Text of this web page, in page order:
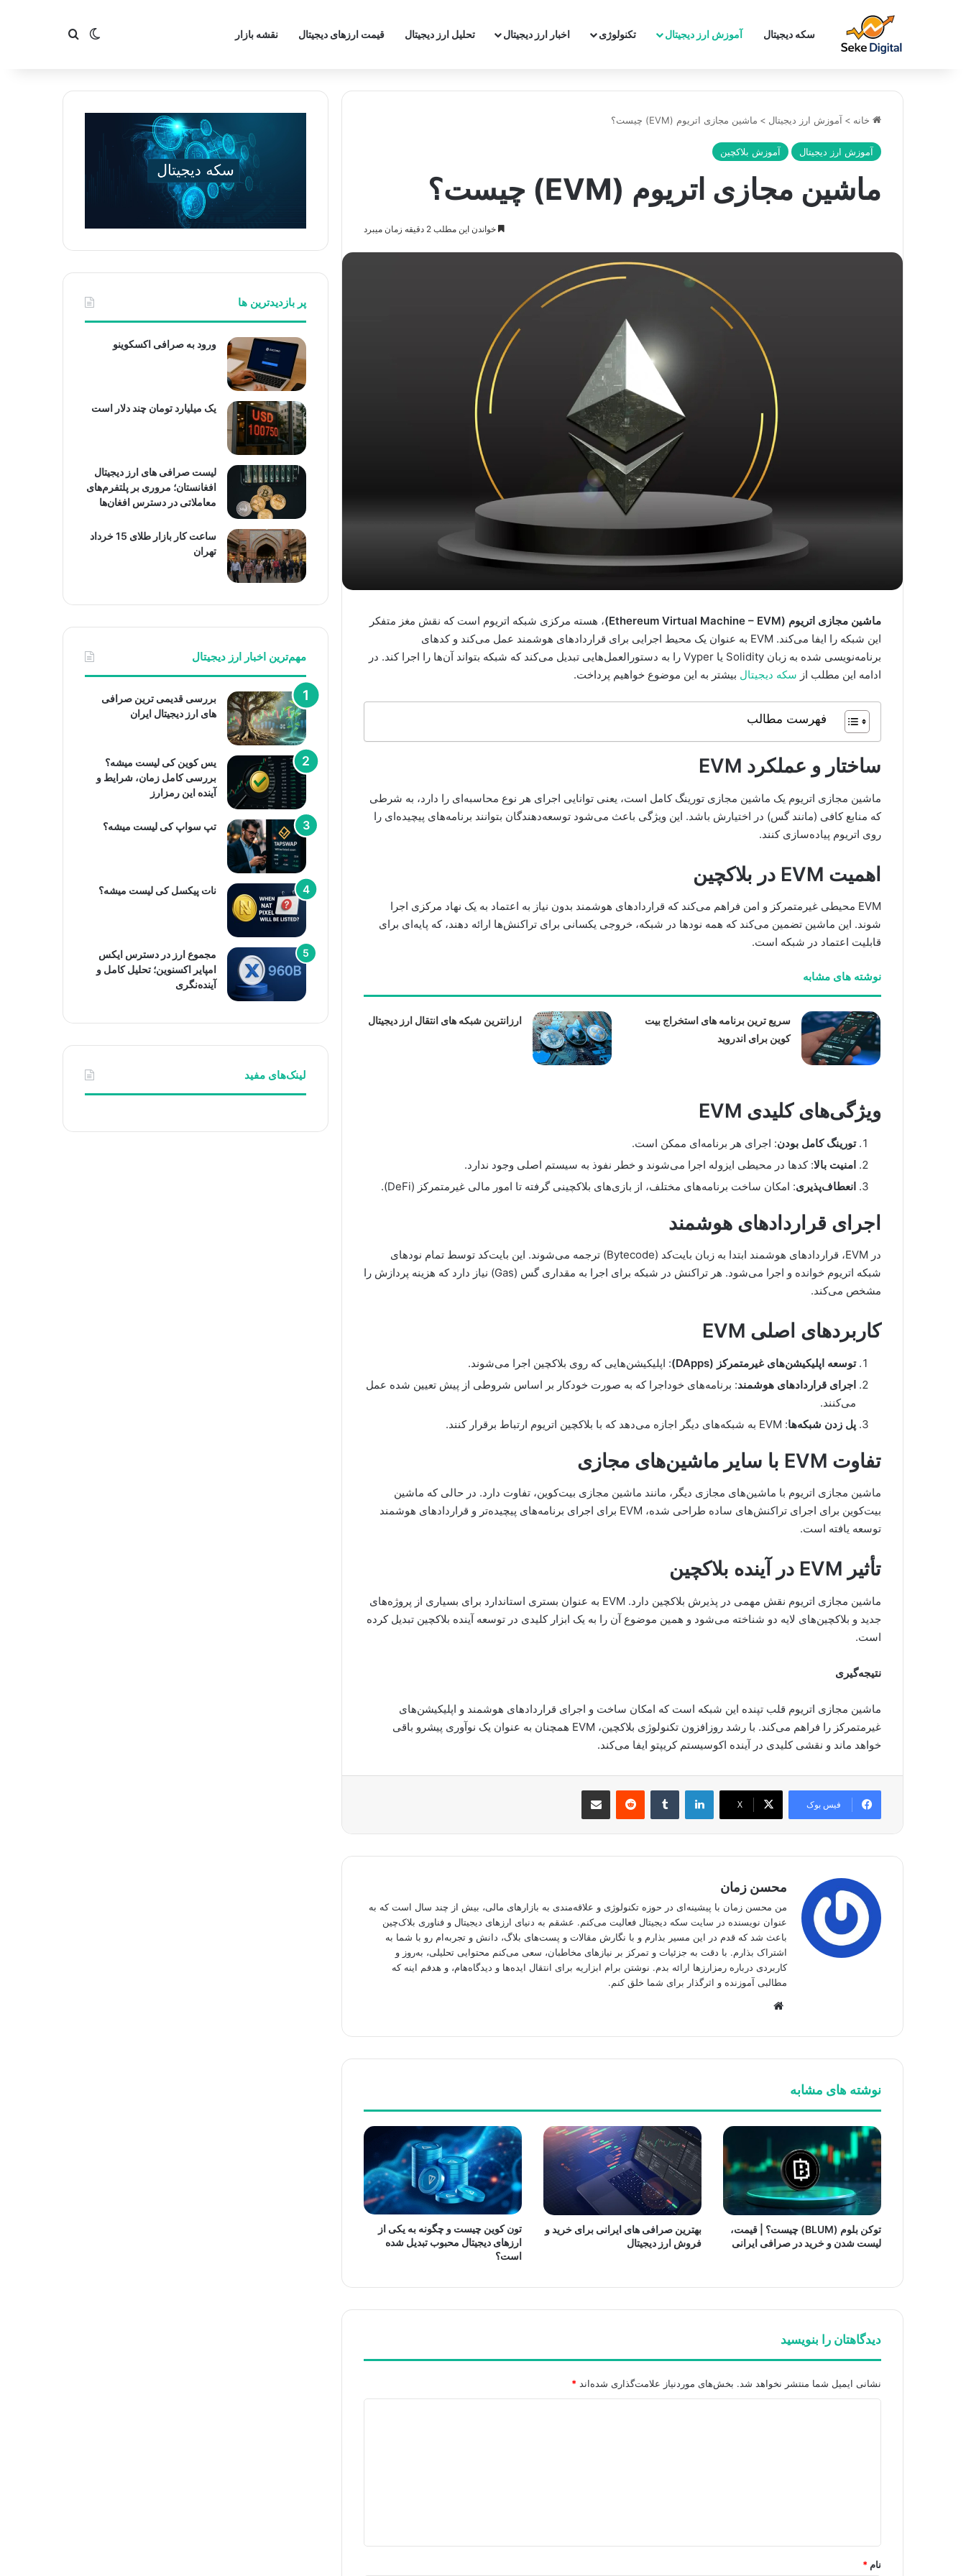
سکه دیجیتال آموزش ارز دیجیتال ‌تکنولوژی اخبار ارز دیجیتال تحلیل ارز دیجیتال قیمت ارزهای دیجیتال نقشه بازار تغییر پوسته
جستجو برای
خانه > آموزش ارز دیجیتال > ماشین مجازی اتریوم (EVM) چیست؟
آموزش ارز دیجیتال آموزش بلاکچین
ماشین مجازی اتریوم (EVM) چیست؟
خواندن این مطلب 2 دقیقه زمان میبرد
ماشین مجازی اتریوم (Ethereum Virtual Machine – EVM)
، هسته مرکزی شبکه اتریوم است که نقش مغز متفکر
این شبکه را ایفا می‌کند. EVM به عنوان یک محیط اجرایی برای قراردادهای هوشمند عمل می‌کند و کدهای
برنامه‌نویسی شده به زبان Solidity یا Vyper را به دستورالعمل‌هایی تبدیل می‌کند که شبکه بتواند آن‌ها را اجرا کند. در
ادامه این مطلب از سکه دیجیتال بیشتر به این موضوع خواهیم پرداخت.
فهرست مطالب
ساختار و عملکرد EVM
ماشین مجازی اتریوم یک ماشین مجازی تورینگ کامل است، یعنی توانایی اجرای هر نوع محاسبه‌ای را دارد، به شرطی
که منابع کافی (مانند گس) در اختیارش باشد. این ویژگی باعث می‌شود توسعه‌دهندگان بتوانند برنامه‌های پیچیده‌ای را
روی اتریوم پیاده‌سازی کنند.
اهمیت EVM در بلاکچین
EVM محیطی غیرمتمرکز و امن فراهم می‌کند که قراردادهای هوشمند بدون نیاز به اعتماد به یک نهاد مرکزی اجرا
شوند. این ماشین تضمین می‌کند که همه نودها در شبکه، خروجی یکسانی برای تراکنش‌ها ارائه دهند، که پایه‌ای برای
قابلیت اعتماد در شبکه است.
نوشته های مشابه
سریع ترین برنامه های استخراج بیت
کوین برای اندروید
ارزانترین شبکه های انتقال ارز دیجیتال
ویژگی‌های کلیدی EVM
تورینگ کامل بودن: اجرای هر برنامه‌ای ممکن است.
امنیت بالا: کدها در محیطی ایزوله اجرا می‌شوند و خطر نفوذ به سیستم اصلی وجود ندارد.
انعطاف‌پذیری: امکان ساخت برنامه‌های مختلف، از بازی‌های بلاکچینی گرفته تا امور مالی غیرمتمرکز (DeFi).
اجرای قراردادهای هوشمند
در EVM، قراردادهای هوشمند ابتدا به زبان بایت‌کد (Bytecode) ترجمه می‌شوند. این بایت‌کد توسط تمام نودهای
شبکه اتریوم خوانده و اجرا می‌شود. هر تراکنش در شبکه برای اجرا به مقداری گس (Gas) نیاز دارد که هزینه پردازش را
مشخص می‌کند.
کاربردهای اصلی EVM
توسعه اپلیکیشن‌های غیرمتمرکز (DApps)
: اپلیکیشن‌هایی که روی بلاکچین اجرا می‌شوند.
اجرای قراردادهای هوشمند: برنامه‌های خوداجرا که به صورت خودکار بر اساس شروطی از پیش تعیین شده عمل
می‌کنند.
پل زدن شبکه‌ها: EVM به شبکه‌های دیگر اجازه می‌دهد که با بلاکچین اتریوم ارتباط برقرار کنند.
تفاوت EVM با سایر ماشین‌های مجازی
ماشین مجازی اتریوم با ماشین‌های مجازی دیگر، مانند ماشین مجازی بیت‌کوین، تفاوت دارد. در حالی که ماشین
بیت‌کوین برای اجرای تراکنش‌های ساده طراحی شده، EVM برای اجرای برنامه‌های پیچیده‌تر و قراردادهای هوشمند
توسعه یافته است.
تأثیر EVM در آینده بلاکچین
ماشین مجازی اتریوم نقش مهمی در پذیرش بلاکچین دارد. EVM به عنوان بستری استاندارد برای بسیاری از پروژه‌های
جدید و بلاکچین‌های لایه دو شناخته می‌شود و همین موضوع آن را به یک ابزار کلیدی در توسعه آینده بلاکچین تبدیل کرده
است.
نتیجه‌گیری
ماشین مجازی اتریوم قلب تپنده این شبکه است که امکان ساخت و اجرای قراردادهای هوشمند و اپلیکیشن‌های
غیرمتمرکز را فراهم می‌کند. با رشد روزافزون تکنولوژی بلاکچین، EVM همچنان به عنوان یک نوآوری پیشرو باقی
خواهد ماند و نقشی کلیدی در آینده اکوسیستم کریپتو ایفا می‌کند.
فیس بوک X
لینکدین ‫تامبلر ‫رددیت اشتراک گذاری از طریق ایمیل
محسن زمان
من محسن زمان با پیشینه‌ای در حوزه تکنولوژی و علاقه‌مندی به بازارهای مالی، بیش از چند سال است که به
عنوان نویسنده در سایت سکه دیجیتال فعالیت می‌کنم. عشقم به دنیای ارزهای دیجیتال و فناوری بلاک‌چین
باعث شد که قدم در این مسیر بذارم و با نگارش مقالات و پست‌های بلاگ، دانش و تجربه‌ام رو با شما به
اشتراک بذارم. با دقت به جزئیات و تمرکز بر نیازهای مخاطبان، سعی می‌کنم محتوایی تحلیلی، به‌روز و
کاربردی درباره رمزارزها ارائه بدم. نوشتن برام ابزاریه برای انتقال ایده‌ها و دیدگاه‌هام، و هدفم اینه که
مطالبی آموزنده و اثرگذار برای شما خلق کنم.
نوشته های مشابه
توکن بلوم (BLUM) چیست؟ | قیمت،
لیست شدن و خرید در صرافی ایرانی
بهترین صرافی های ایرانی برای خرید و
فروش ارز دیجیتال
تون کوین چیست و چگونه به یکی از
ارزهای دیجیتال محبوب تبدیل شده
است؟
دیدگاهتان را بنویسید
نشانی ایمیل شما منتشر نخواهد شد. بخش‌های موردنیاز علامت‌گذاری شده‌اند *
نام *
پر بازدیدترین ها
ورود به صرافی اکسکوینو
یک میلیارد تومان چند دلار است
لیست صرافی های ارز دیجیتال
افغانستان؛ مروری بر پلتفرم‌های
معاملاتی در دسترس افغان‌ها
ساعت کار بازار طلای 15 خرداد
تهران
مهم‌ترین اخبار ارز دیجیتال
بررسی قدیمی ترین صرافی
های ارز دیجیتال ایران
یس کوین کی لیست میشه؟
بررسی کامل زمان، شرایط و
آینده این رمزارز
تپ سواپ کی لیست میشه؟
نات پیکسل کی لیست میشه؟
مجموع ارز در دسترس ایکس
امپایر اکسنوین؛ تحلیل کامل و
آینده‌نگری
لینک‌های مفید